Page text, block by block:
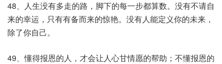
48、人生没有多走的路，脚下的每一步都算数。没有不请自
来的幸运，只有有备而来的惊艳。没有人能定义你的未来，
除了你自己。
49、懂得报恩的人，才会让人心甘情愿的帮助；不懂报恩的